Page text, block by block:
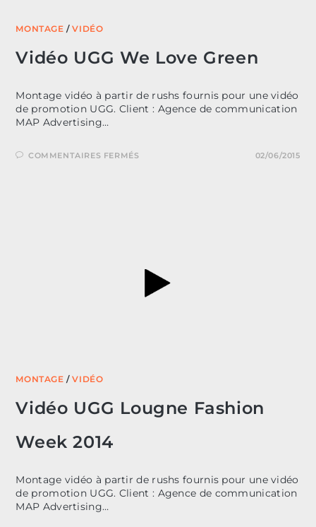
MONTAGE /VIDÉO
Vidéo UGG We Love Green
Montage vidéo à partir de rushs fournis pour une vidéo
de promotion UGG. Client : Agence de communication
MAP Advertising…
COMMENTAIRES FERMÉSSUR 02/06/2015
MONTAGE /VIDÉO
Vidéo UGG Lougne Fashion
Week 2014
Montage vidéo à partir de rushs fournis pour une vidéo
de promotion UGG. Client : Agence de communication
MAP Advertising…